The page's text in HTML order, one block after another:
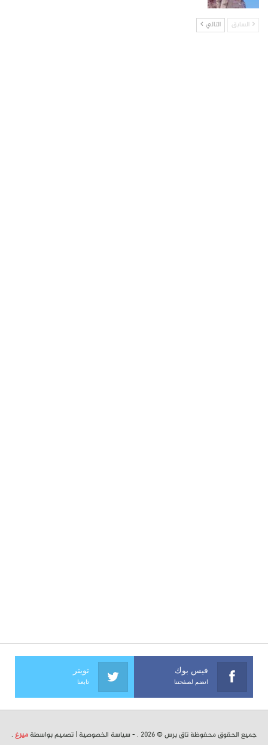
السابق التالي
فيس بوك
انضم لصفحتنا
تويتر
تابعنا
جميع الحقوق محفوظة تاق برس © 2026 . - سياسة الخصوصية | تصميم بواسطة ميرغ .